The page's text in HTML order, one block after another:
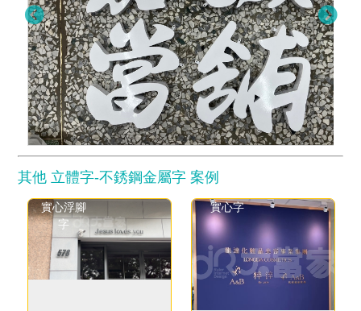
其他 立體字-不銹鋼金屬字 案例
實心浮腳
字
實心字